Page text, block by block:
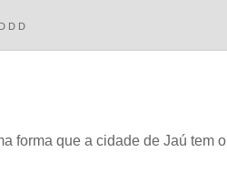
DDD
forma que a cidade de Jaú tem o